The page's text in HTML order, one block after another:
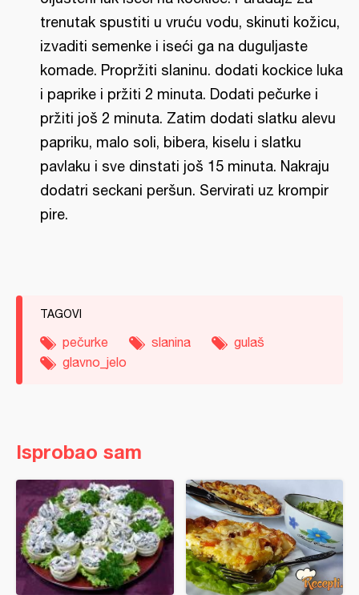
trenutak spustiti u vruću vodu, skinuti kožicu,
izvaditi semenke i iseći ga na duguljaste
komade. Propržiti slaninu. dodati kockice luka
i paprike i pržiti 2 minuta. Dodati pečurke i
pržiti još 2 minuta. Zatim dodati slatku alevu
papriku, malo soli, bibera, kiselu i slatku
pavlaku i sve dinstati još 15 minuta. Nakraju
dodatri seckani peršun. Servirati uz krompir
pire.
TAGOVI
pečurke slanina
gulaš
glavno_jelo
Isprobao sam